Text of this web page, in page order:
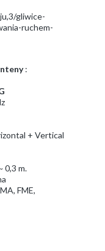
gliwice-
ruchem-
:
+ Vertical
0,3 m.
FME,